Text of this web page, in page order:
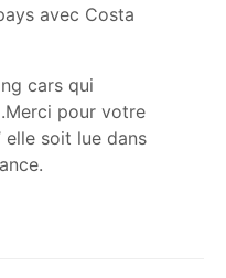
avec Costa
cars qui
pour votre
elle soit lue dans